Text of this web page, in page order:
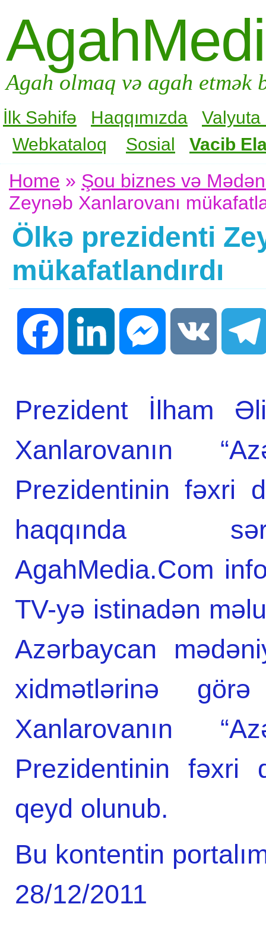
Agah olmaq və agah
İlk Səhifə Haqqımızda
Valyuta
Webkataloq
Sosial Vacib
Home » Şou biznes və
Zeynəb Xanlarovanı
Ölkə prezidenti
mükafatlandırdı
Facebook LinkedIn Messenger VK
Prezident İlham
Xanlarovanın
Prezidentinin fəxri
haqqında
AgahMedia.Com
TV-yə istinadən
Azərbaycan
xidmətlərinə
Xanlarovanın
Prezidentinin fəxri
qeyd olunub.
Bu kontentin
28/12/2011